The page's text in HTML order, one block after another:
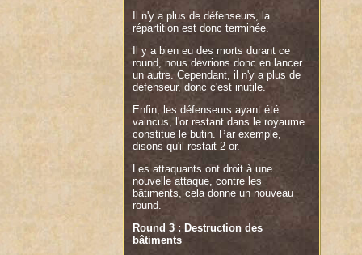
Il n'y a plus de défenseurs, la
répartition est donc terminée.
Il y a bien eu des morts durant ce
round, nous devrions donc en lancer
un autre. Cependant, il n'y a plus de
défenseur, donc c'est inutile.
Enfin, les défenseurs ayant été
vaincus, l'or restant dans le royaume
constitue le butin. Par exemple,
disons qu'il restait 2 or.
Les attaquants ont droit à une
nouvelle attaque, contre les
bâtiments, cela donne un nouveau
round.
Round 3 : Destruction des
bâtiments